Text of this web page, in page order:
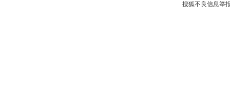
搜狐不良信息举